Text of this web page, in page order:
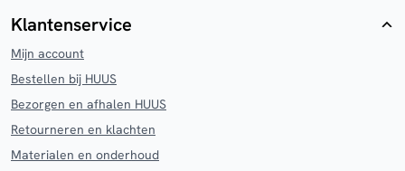
Klantenservice
Mijn account
Bestellen bij HUUS
Bezorgen en afhalen HUUS
Retourneren en klachten
Materialen en onderhoud